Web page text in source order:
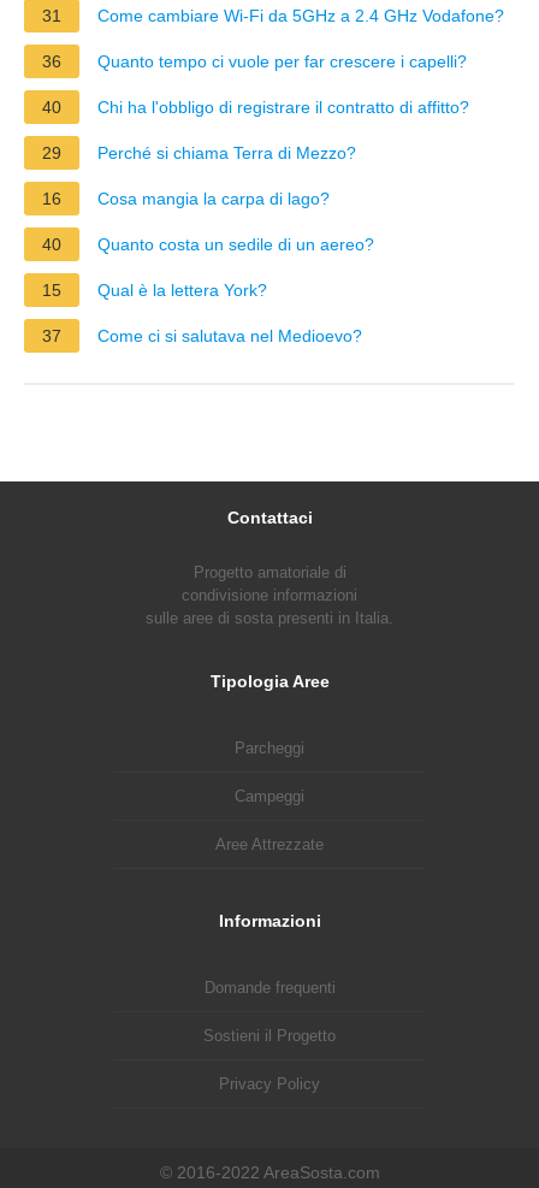
31 Come cambiare Wi-Fi da 5GHz a 2.4 GHz Vodafone?
36 Quanto tempo ci vuole per far crescere i capelli?
40 Chi ha l'obbligo di registrare il contratto di affitto?
29 Perché si chiama Terra di Mezzo?
16 Cosa mangia la carpa di lago?
40 Quanto costa un sedile di un aereo?
15 Qual è la lettera York?
37 Come ci si salutava nel Medioevo?
Contattaci
Progetto amatoriale di
condivisione informazioni
sulle aree di sosta presenti in Italia.
Tipologia Aree
Parcheggi
Campeggi
Aree Attrezzate
Informazioni
Domande frequenti
Sostieni il Progetto
Privacy Policy
© 2016-2022 AreaSosta.com